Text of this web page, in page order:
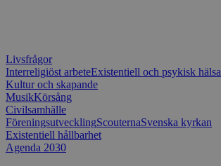
Livsfrågor
Interreligiöst arbeteExistentiell och psykisk hälsa
Kultur och skapande
MusikKörsång
Civilsamhälle
FöreningsutvecklingScouternaSvenska kyrkan
Existentiell hållbarhet
Agenda 2030